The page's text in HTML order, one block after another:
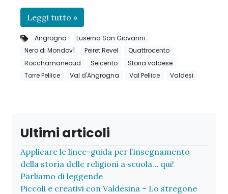
Leggi tutto »
Angrogna
Luserna San Giovanni
Nero di Mondovì
Peiret Revel
Quattrocento
Rocchamaneoud
Seicento
Storia valdese
Torre Pellice
Val d'Angrogna Val Pellice Valdesi
Ultimi articoli
Applicare le linee-guida per l’insegnamento
della storia delle religioni a scuola… qui!
Parliamo di leggende
Piccoli e creativi con Valdesina – Lo stregone